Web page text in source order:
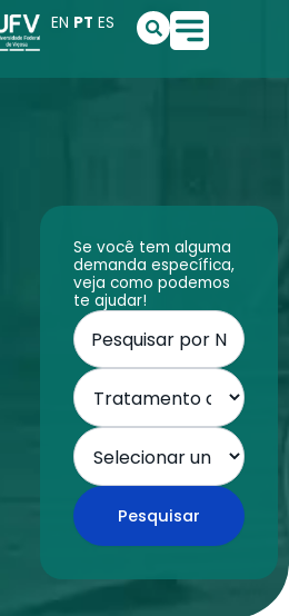
EN PT ES S
e
a
Se você tem alguma
demanda específica,
veja como podemos
te ajudar!
Pesquisar